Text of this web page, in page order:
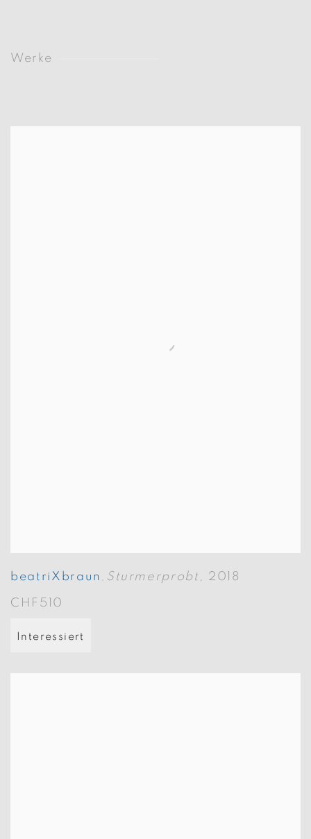
Werke
beatriXbraun Sturmerprobt, 2018
CHF510
Interessiert